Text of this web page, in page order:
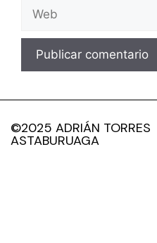
©2025 ADRIÁN TORRES
ASTABURUAGA